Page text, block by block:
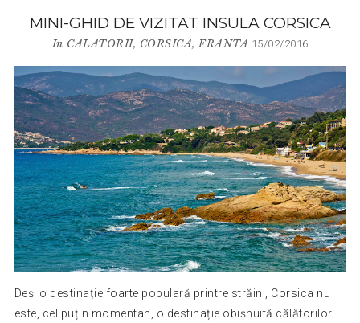
MINI-GHID DE VIZITAT INSULA CORSICA
In CALATORII, CORSICA,FRANTA 15/02/2016
Deși o destinație foarte populară printre străini, Corsica nu
este, cel puțin momentan, o destinație obișnuită călătorilor